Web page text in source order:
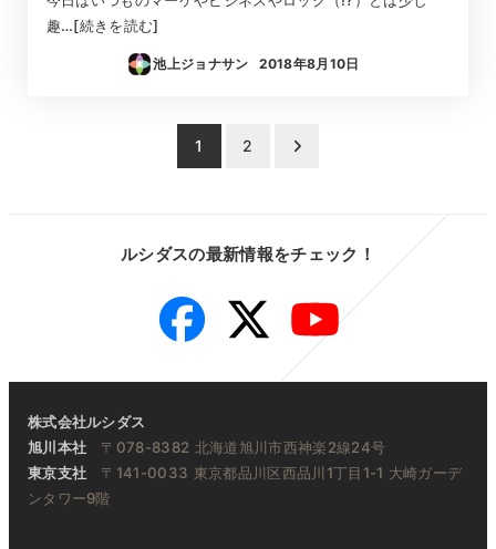
趣…[続きを読む]
池上ジョナサン
投稿日
2018年8月10日
り
1 2
ルシダスの最新情報をチェック！
Facebook Twitter YouTube
株式会社ルシダス
旭川本社 〒078-8382 北海道旭川市西神楽2線24号
東京支社 〒141-0033 東京都品川区西品川1丁目1-1 大崎ガーデ
ンタワー9階